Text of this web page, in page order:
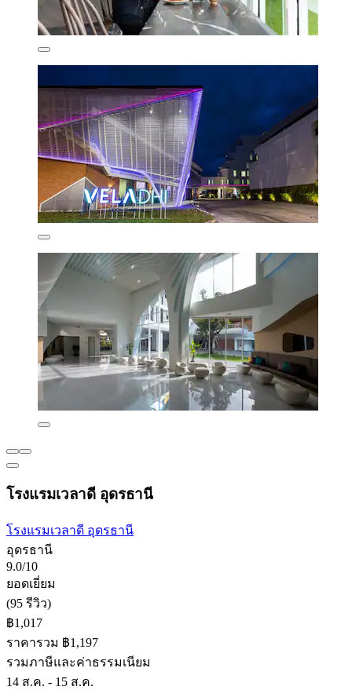
โรงแรมเวลาดี อุดรธานี
โรงแรมเวลาดี อุดรธานี
อุดรธานี
9.0/10
ยอดเยี่ยม
(95 รีวิว)
฿1,017
ราคารวม ฿1,197
รวมภาษีและค่าธรรมเนียม
14 ส.ค. - 15 ส.ค.